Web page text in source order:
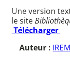
Une version
le site
Télécharger
Auteur :